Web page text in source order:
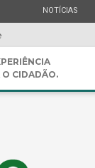
ESTADO
NOTÍCIAS
O CIDADÃO.